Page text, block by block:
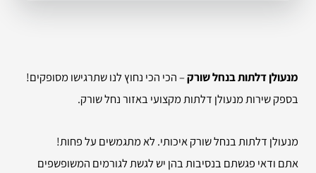
מנעולן דלתות בנחל שורק– הכי הכי נחוץ לנו שתרגישו מסופקים!
בספק שירות מנעולן דלתות מקצועי באזור נחל שורק.
מנעולן דלתות בנחל שורק איכותי. לא מתגמשים על פחות!
אתם ודאי פגשתם בנסיבות בהן יש לגשת לגורמים המשופשפים